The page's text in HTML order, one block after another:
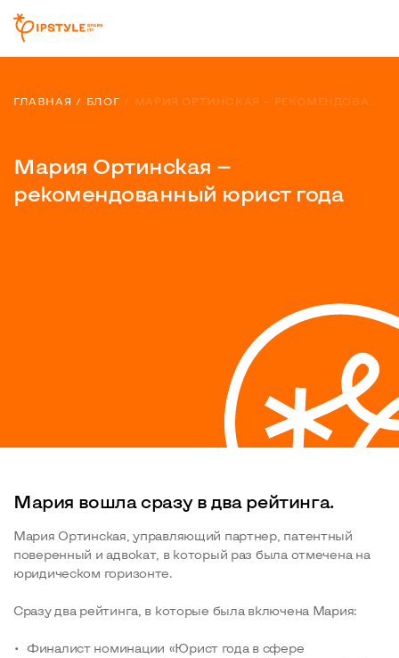
ГЛАВНАЯ БЛОГ
Мария Ортинская —
рекомендованный юрист года
Мария вошла сразу в два рейтинга.
Мария Ортинская, управляющий партнер, патентный
поверенный и адвокат, в который раз была отмечена на
юридическом горизонте.
Сразу два рейтинга, в которые была включена Мария:
Финалист номинации «Юрист года в сфере